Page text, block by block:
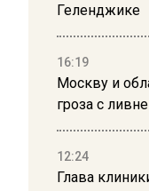
Геленджике
16:19
Москву и
гроза с
12:24
Глава